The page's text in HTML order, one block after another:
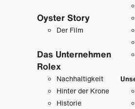
Oyster Story
Der Film
Das Unternehmen
Rolex
Nachhaltigkeit
Hinter der Krone
Historie